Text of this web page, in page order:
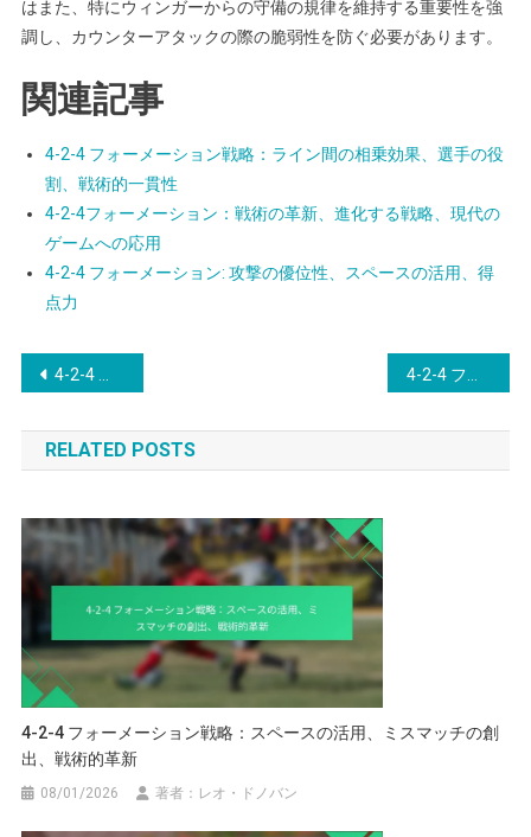
はまた、特にウィンガーからの守備の規律を維持する重要性を強
調し、カウンターアタックの際の脆弱性を防ぐ必要があります。
関連記事
4-2-4 フォーメーション戦略：ライン間の相乗効果、選手の役
割、戦術的一貫性
4-2-4フォーメーション：戦術の革新、進化する戦略、現代の
ゲームへの応用
4-2-4 フォーメーション: 攻撃の優位性、スペースの活用、得
点力
Post
navigation
4-2-4 フォーメーション戦略：ビルドアッププレー、セットプレーの組織、戦術的調整
RELATED POSTS
4-2-4 フォーメーション戦略：スペースの活用、ミスマッチの創
出、戦術的革新
08/01/2026 著者：レオ・ドノバン